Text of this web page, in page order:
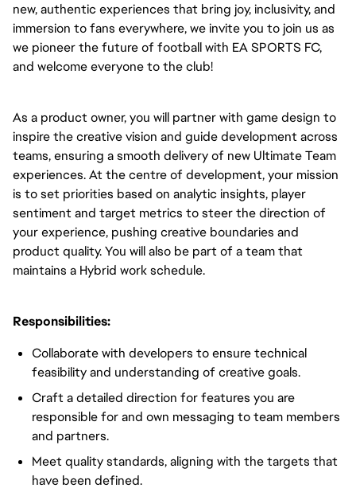
new, authentic experiences that bring joy, inclusivity, and
immersion to fans everywhere, we invite you to join us as
we pioneer the future of football with EA SPORTS FC,
and welcome everyone to the club!
As a product owner, you will partner with game design to
inspire the creative vision and guide development across
teams, ensuring a smooth delivery of new Ultimate Team
experiences. At the centre of development, your mission
is to set priorities based on analytic insights, player
sentiment and target metrics to steer the direction of
your experience, pushing creative boundaries and
product quality. You will also be part of a team that
maintains a Hybrid work schedule.
Responsibilities:
Collaborate with developers to ensure technical
feasibility and understanding of creative goals.
Craft a detailed direction for features you are
responsible for and own messaging to team members
and partners.
Meet quality standards, aligning with the targets that
have been defined.